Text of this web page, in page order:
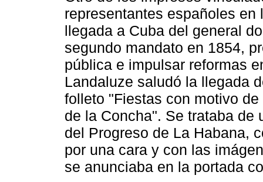
representantes españoles
llegada a Cuba del general
segundo mandato en 1854,
pública e impulsar reformas
Landaluze saludó la llegada
folleto "Fiestas con motivo
de la Concha". Se trataba de
del Progreso de La Habana,
por una cara y con las
se anunciaba en la portada